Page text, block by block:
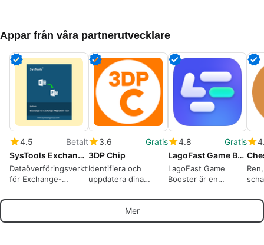
Appar från våra partnerutvecklare
4.5
Betalt
SysTools Exchange to Exchange Migration Tool
Dataöverföringsverktyg
för Exchange-
användare, filtrera
framsteg i realtid
3.6
Gratis
3DP Chip
Identifiera och
uppdatera dina
4.8
Gratis
LagoFast Game Booster
LagoFast Game
Booster är en
spelare.
Mer